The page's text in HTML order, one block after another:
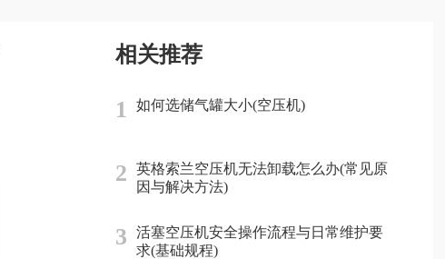
相关推荐
1 如何选储气罐大小(空压机)
2
英格索兰空压机无法卸载怎么办(常见原
因与解决方法)
3
活塞空压机安全操作流程与日常维护要
求(基础规程)